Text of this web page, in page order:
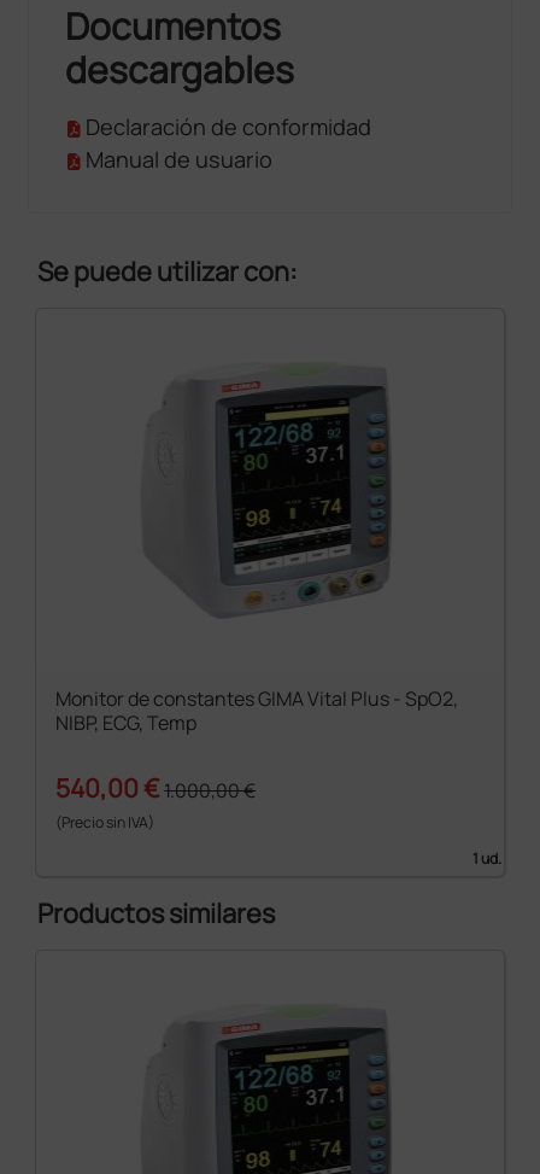
Documentos
descargables
Declaración de conformidad
Manual de usuario
Se puede utilizar con:
Monitor de constantes GIMA Vital Plus - SpO2,
NIBP, ECG, Temp
540,00 €1.000,00 €
(Precio sin IVA)
1 ud.
Productos similares